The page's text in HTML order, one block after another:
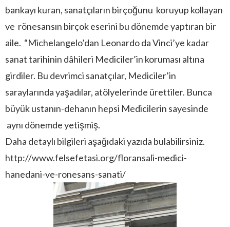
bankayı kuran, sanatçıların birçoğunu koruyup kollayan
ve rönesansın birçok eserini bu dönemde yaptıran bir
aile. “Michelangelo’dan Leonardo da Vinci’ye kadar
sanat tarihinin dâhileri Mediciler’in koruması altına
girdiler. Bu devrimci sanatçılar, Mediciler’in
saraylarında yaşadılar, atölyelerinde ürettiler. Bunca
büyük ustanın-dehanın hepsi Medicilerin sayesinde
aynı dönemde yetişmiş.
Daha detaylı bilgileri aşağıdaki yazıda bulabilirsiniz.
http://www.felsefetasi.org/floransali-medici-
hanedani-ve-ronesans-sanati/